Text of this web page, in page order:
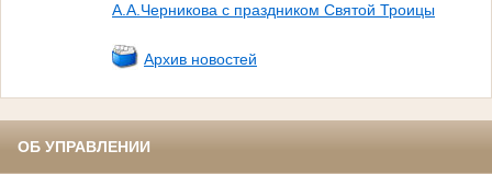
А.А.Черникова с праздником Святой Троицы
Архив новостей
ОБ УПРАВЛЕНИИ